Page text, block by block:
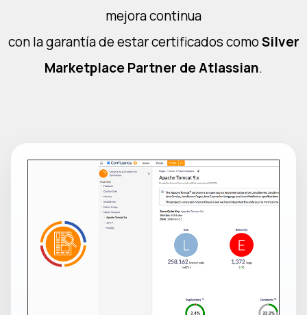
mejora continua
con la garantía de estar certificados comoSilver
Marketplace Partner de Atlassian.